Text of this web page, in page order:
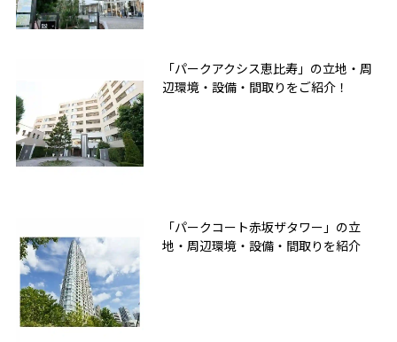
「パークアクシス恵比寿」の立地・周
辺環境・設備・間取りをご紹介！
「パークコート赤坂ザタワー」の立
地・周辺環境・設備・間取りを紹介